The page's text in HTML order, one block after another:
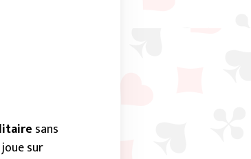
sans
sur